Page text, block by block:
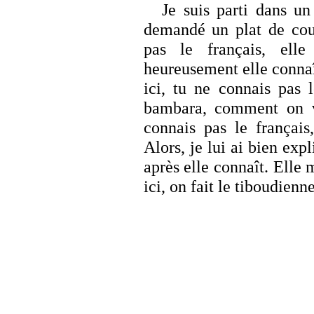
Je suis parti dans
demandé un plat de
pas le français,
heureusement elle
ici, tu ne connais pas
bambara, comment
connais pas le
Alors, je lui ai bien
après elle connaît. Elle
ici, on fait le